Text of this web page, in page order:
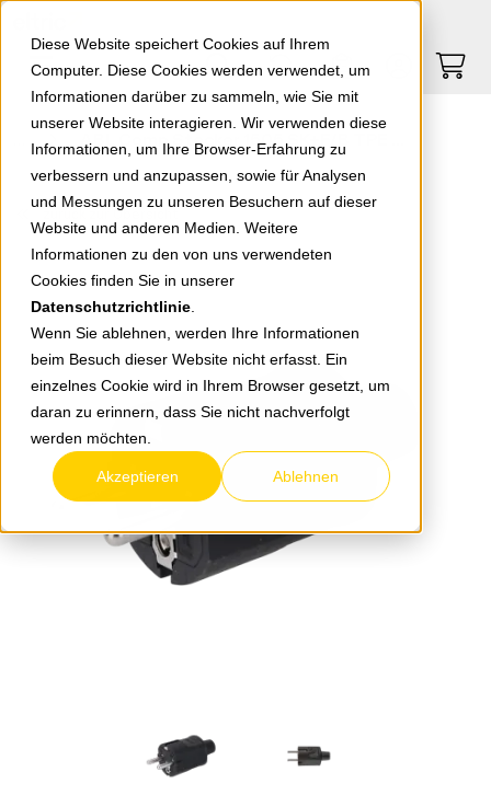
Diese Website speichert Cookies auf Ihrem
Computer. Diese Cookies werden verwendet, um
Informationen darüber zu sammeln, wie Sie mit
unserer Website interagieren. Wir verwenden diese
Informationen, um Ihre Browser-Erfahrung zu
verbessern und anzupassen, sowie für Analysen
und Messungen zu unseren Besuchern auf dieser
Website und anderen Medien. Weitere
Informationen zu den von uns verwendeten
Cookies finden Sie in unserer
Datenschutzrichtlinie
Wenn Sie ablehnen, werden Ihre Informationen
beim Besuch dieser Website nicht erfasst. Ein
einzelnes Cookie wird in Ihrem Browser gesetzt, um
daran zu erinnern, dass Sie nicht nachverfolgt
werden möchten.
Akzeptieren Ablehnen
Springe zu Hauptinhalt Springe zum Footer
0
zurück zur Übersicht